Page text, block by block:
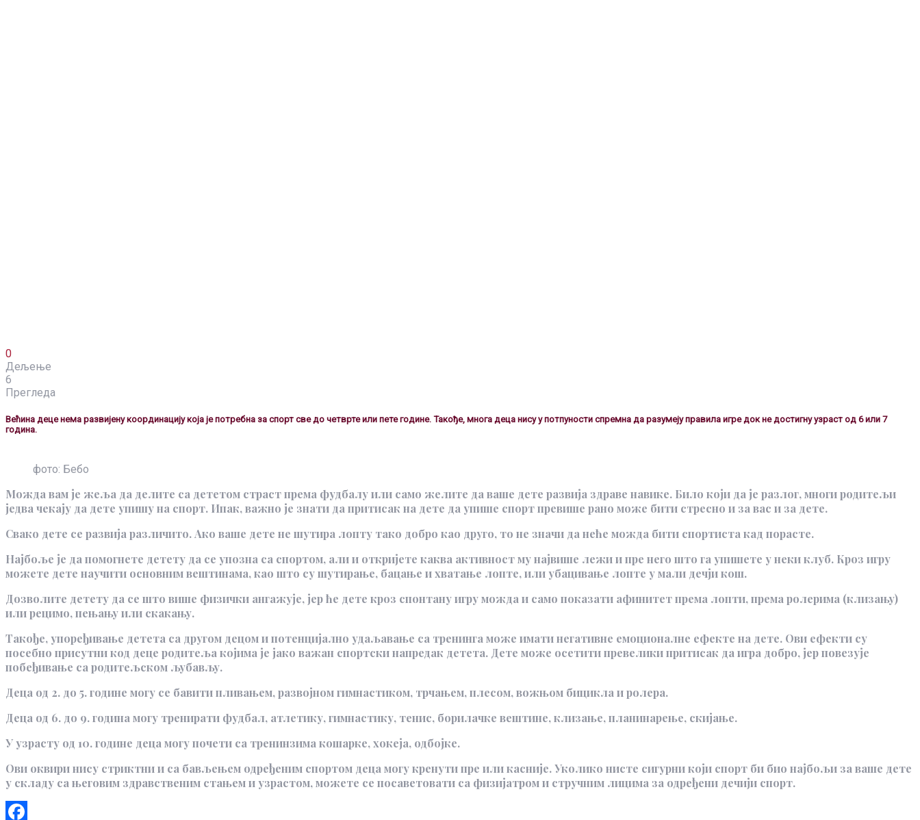
0
Дељење
6
Прегледа
Већина деце нема развијену координацију која је потребна за спорт све до четврте или пете године. Такође, многа деца нису у потпуности спремна да разумеју правила игре док не достигну узраст од 6 или 7
година.
фото: Бебо
Можда вам је жеља да делите са дететом страст према фудбалу или само желите да ваше дете развија здраве навике. Било који да је разлог, многи родитељи
једва чекају да дете упишу на спорт. Ипак, важно је знати да притисак на дете да упише спорт превише рано може бити стресно и за вас и за дете.
Свако дете се развија различито. Ако ваше дете не шутира лопту тако добро као друго, то не значи да неће можда бити спортиста кад порасте.
Најбоље је да помогнете детету да се упозна са спортом, али и откријете каква активност му највише лежи и пре него што га упишете у неки клуб. Кроз игру
можете дете научити основним вештинама, као што су шутирање, бацање и хватање лопте, или убацивање лопте у мали дечји кош.
Дозволите детету да се што више физички ангажује, јер ће дете кроз спонтану игру можда и само показати афинитет према лопти, према ролерима (клизању)
или рецимо, пењању или скакању.
Такође, упоређивање детета са другом децом и потенцијално удаљавање са тренинга може имати негативне емоционалне ефекте на дете. Ови ефекти су
посебно присутни код деце родитеља којима је јако важан спортски напредак детета. Дете може осетити превелики притисак да игра добро, јер повезује
побеђивање са родитељском љубављу.
Деца од 2. до 5. године могу се бавити пливањем, развојном гимнастиком, трчањем, плесом, вожњом бицикла и ролера.
Деца од 6. до 9. година могу тренирати фудбал, атлетику, гимнастику, тенис, борилачке вештине, клизање, планинарење, скијање.
У узрасту од 10. године деца могу почети са тренинзима кошарке, хокеја, одбојке.
Ови оквири нису стриктни и са бављењем одређеним спортом деца могу кренути пре или касније. Уколико нисте сигурни који спорт би био најбољи за ваше дете
у складу са његовим здравственим стањем и узрастом, можете се посаветовати са физијатром и стручним лицима за одређени дечији спорт.